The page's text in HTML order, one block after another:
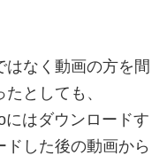
はなく動画の方を間
としても、
はダウンロードす
した後の動画から